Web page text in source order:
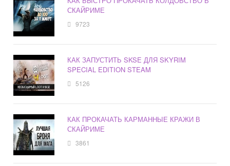
СКАЙРИМЕ
9723
КАК ЗАПУСТИТЬ SKSE ДЛЯ SKYRIM
SPECIAL EDITION STEAM
5126
КАК ПРОКАЧАТЬ КАРМАННЫЕ КРАЖИ В
СКАЙРИМЕ
3861